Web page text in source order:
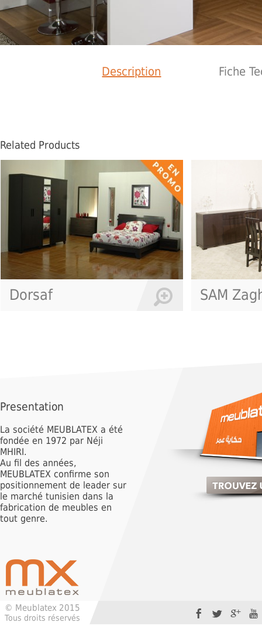
Description Fiche
Related Products
Dorsaf SAM
Presentation
La société MEUBLATEX a été
fondée en 1972 par Néji
MHIRI.
Au fil des années,
MEUBLATEX confirme son
positionnement de leader sur
le marché tunisien dans la
fabrication de meubles en
tout genre.
© Meublatex 2015
Tous droits réservés